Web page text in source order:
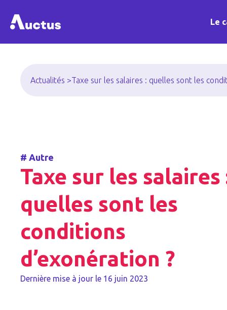
Le
Actualités >Taxe sur les salaires : quelles sont les
# Autre
Taxe sur les salaires
quelles sont les
conditions
d’exonération ?
Dernière mise à jour le 16 juin 2023